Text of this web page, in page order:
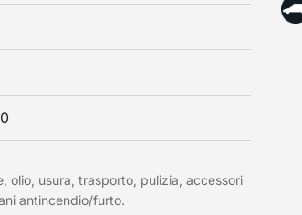
olio, usura, trasporto, pulizia, accessori
antincendio/furto.